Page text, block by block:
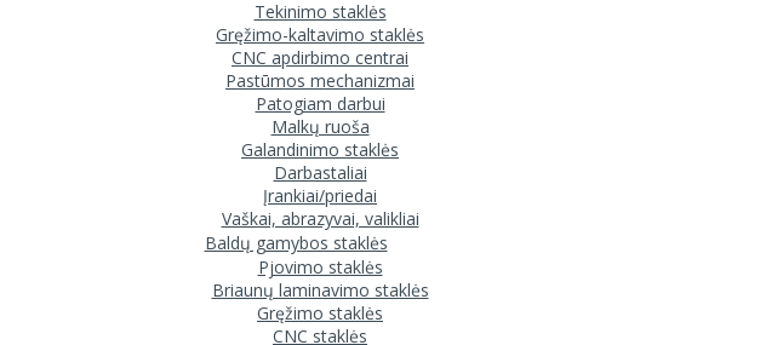
Tekinimo staklės
Gręžimo-kaltavimo staklės
CNC apdirbimo centrai
Pastūmos mechanizmai
Patogiam darbui
Malkų ruoša
Galandinimo staklės
Darbastaliai
Įrankiai/priedai
Vaškai, abrazyvai, valikliai
Baldų gamybos staklės
Pjovimo staklės
Briaunų laminavimo staklės
Gręžimo staklės
CNC staklės